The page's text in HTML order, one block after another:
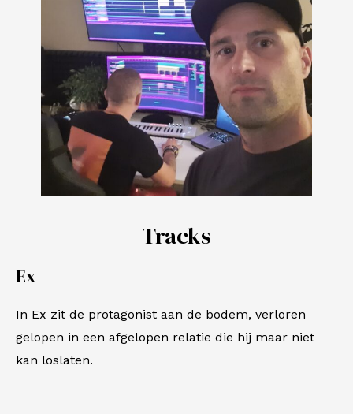
Tracks
Ex
In Ex zit de protagonist aan de bodem, verloren
gelopen in een afgelopen relatie die hij maar niet
kan loslaten.